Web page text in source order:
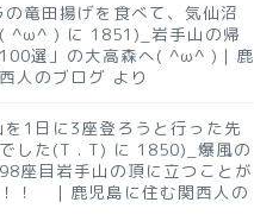
竜田揚げを食べて、気仙沼
( ^ω^ ) に 1851)_岩手山の帰
選」の大高森へ( ^ω^ )｜鹿
人のブログ より
1日に3座登ろうと行った先
した(T . T) に 1850)_爆風の
座目岩手山の頂に立つことが
！ ｜鹿児島に住む関西人の